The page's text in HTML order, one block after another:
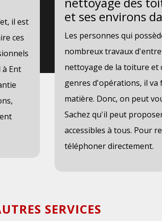
il est
ces
Ent
et ses environs
Les personnes qui
nombreux travaux
nettoyage de la toiture et
genres d'opérations, il va
matière. Donc, on peut
Sachez qu'il peut
accessibles à tous. Pour
téléphoner directement.
SERVICES